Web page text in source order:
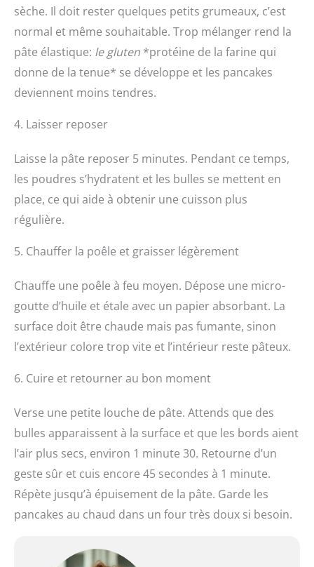
sèche. Il doit rester quelques petits grumeaux, c’est
normal et même souhaitable. Trop mélanger rend la
pâte élastique: le gluten *protéine de la farine qui
donne de la tenue* se développe et les pancakes
deviennent moins tendres.
4. Laisser reposer
Laisse la pâte reposer 5 minutes. Pendant ce temps,
les poudres s’hydratent et les bulles se mettent en
place, ce qui aide à obtenir une cuisson plus
régulière.
5. Chauffer la poêle et graisser légèrement
Chauffe une poêle à feu moyen. Dépose une micro-
goutte d’huile et étale avec un papier absorbant. La
surface doit être chaude mais pas fumante, sinon
l’extérieur colore trop vite et l’intérieur reste pâteux.
6. Cuire et retourner au bon moment
Verse une petite louche de pâte. Attends que des
bulles apparaissent à la surface et que les bords aient
l’air plus secs, environ 1 minute 30. Retourne d’un
geste sûr et cuis encore 45 secondes à 1 minute.
Répète jusqu’à épuisement de la pâte. Garde les
pancakes au chaud dans un four très doux si besoin.